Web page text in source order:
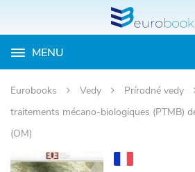
MENU
Eurobooks Vedy Prírodné vedy
traitements mécano-biologiques (PTMB)
(OM)